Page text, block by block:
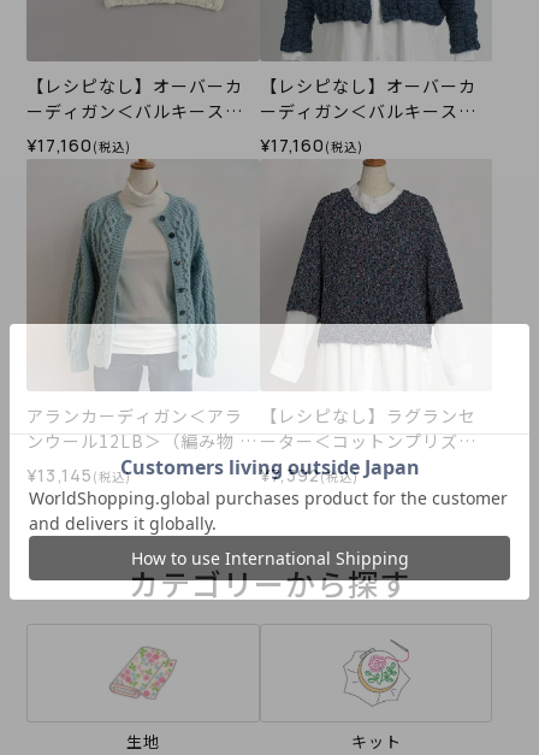
【レシピなし】オーバーカ
ーディガン＜バルキースラ
ブ01IV＞（編み物 材料セッ
ト）
¥17,160 (税込)
【レシピなし】オーバーカ
ーディガン＜バルキースラ
ブ02N＞（編み物 材料セッ
ト）
¥17,160 (税込)
アランカーディガン＜アラ
ンウール12LB＞（編み物 材
料セット）
¥13,145 (税込)
【レシピなし】ラグランセ
ーター＜コットンプリズム0
5N＞（編み物 材料セット）
¥7,392(税込)
カテゴリーから探す
生地 キット